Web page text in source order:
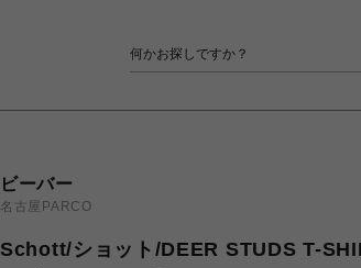
ビーバー
名古屋PARCO
Schott/ショット/DEER STUDS T-